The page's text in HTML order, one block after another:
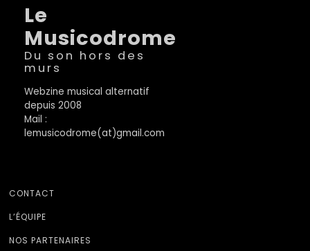
Le
Musicodrome
Du son hors des
murs
Webzine musical alternatif
depuis 2008
Mail :
lemusicodrome(at)gmail.com
CONTACT
L’ÉQUIPE
NOS PARTENAIRES